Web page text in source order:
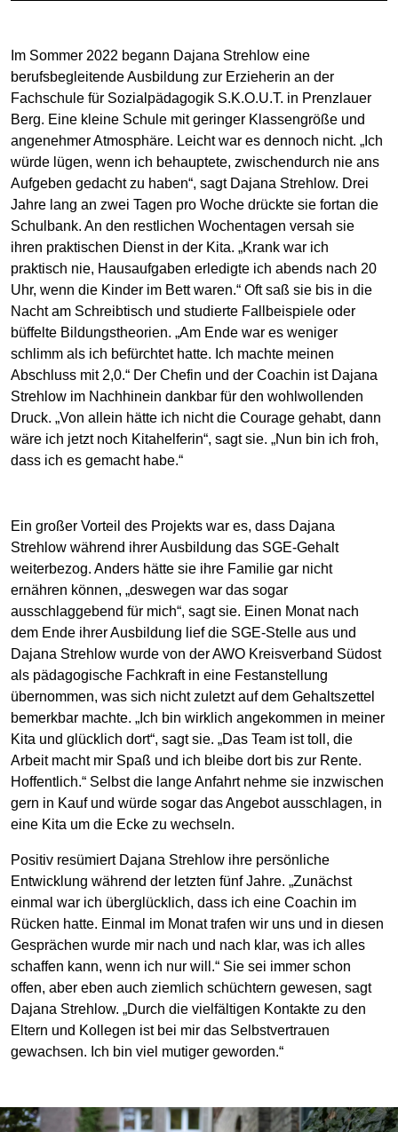
Im Sommer 2022 begann Dajana Strehlow eine
berufsbegleitende Ausbildung zur Erzieherin an der
Fachschule für Sozialpädagogik S.K.O.U.T. in Prenzlauer
Berg. Eine kleine Schule mit geringer Klassengröße und
angenehmer Atmosphäre. Leicht war es dennoch nicht. „Ich
würde lügen, wenn ich behauptete, zwischendurch nie ans
Aufgeben gedacht zu haben“, sagt Dajana Strehlow. Drei
Jahre lang an zwei Tagen pro Woche drückte sie fortan die
Schulbank. An den restlichen Wochentagen versah sie
ihren praktischen Dienst in der Kita. „Krank war ich
praktisch nie, Hausaufgaben erledigte ich abends nach 20
Uhr, wenn die Kinder im Bett waren.“ Oft saß sie bis in die
Nacht am Schreibtisch und studierte Fallbeispiele oder
büffelte Bildungstheorien. „Am Ende war es weniger
schlimm als ich befürchtet hatte. Ich machte meinen
Abschluss mit 2,0.“ Der Chefin und der Coachin ist Dajana
Strehlow im Nachhinein dankbar für den wohlwollenden
Druck. „Von allein hätte ich nicht die Courage gehabt, dann
wäre ich jetzt noch Kitahelferin“, sagt sie. „Nun bin ich froh,
dass ich es gemacht habe.“
Ein großer Vorteil des Projekts war es, dass Dajana
Strehlow während ihrer Ausbildung das SGE-Gehalt
weiterbezog. Anders hätte sie ihre Familie gar nicht
ernähren können, „deswegen war das sogar
ausschlaggebend für mich“, sagt sie. Einen Monat nach
dem Ende ihrer Ausbildung lief die SGE-Stelle aus und
Dajana Strehlow wurde von der AWO Kreisverband Südost
als pädagogische Fachkraft in eine Festanstellung
übernommen, was sich nicht zuletzt auf dem Gehaltszettel
bemerkbar machte. „Ich bin wirklich angekommen in meiner
Kita und glücklich dort“, sagt sie. „Das Team ist toll, die
Arbeit macht mir Spaß und ich bleibe dort bis zur Rente.
Hoffentlich.“ Selbst die lange Anfahrt nehme sie inzwischen
gern in Kauf und würde sogar das Angebot ausschlagen, in
eine Kita um die Ecke zu wechseln.
Positiv resümiert Dajana Strehlow ihre persönliche
Entwicklung während der letzten fünf Jahre. „Zunächst
einmal war ich überglücklich, dass ich eine Coachin im
Rücken hatte. Einmal im Monat trafen wir uns und in diesen
Gesprächen wurde mir nach und nach klar, was ich alles
schaffen kann, wenn ich nur will.“ Sie sei immer schon
offen, aber eben auch ziemlich schüchtern gewesen, sagt
Dajana Strehlow. „Durch die vielfältigen Kontakte zu den
Eltern und Kollegen ist bei mir das Selbstvertrauen
gewachsen. Ich bin viel mutiger geworden.“